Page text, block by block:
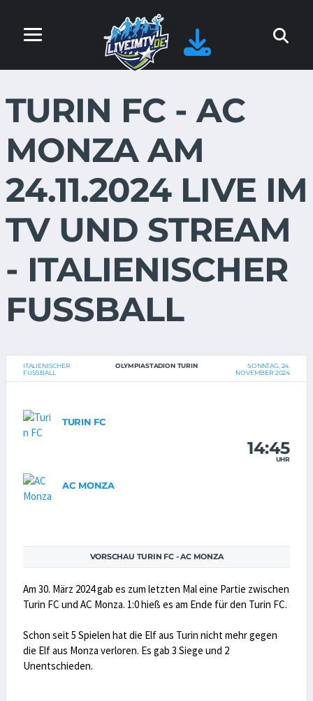
TURIN FC - AC
MONZA AM
24.11.2024 LIVE IM
TV UND STREAM
- ITALIENISCHER
FUSSBALL
ITALIENISCHER
FUSSBALL
OLYMPIASTADION TURIN
SONNTAG, 24.
NOVEMBER 2024
TURIN FC
14:45
UHR
AC MONZA
VORSCHAU TURIN FC - AC MONZA
Am 30. März 2024 gab es zum letzten Mal eine Partie zwischen
Turin FC und AC Monza. 1:0 hieß es am Ende für den Turin FC.
Schon seit 5 Spielen hat die Elf aus Turin nicht mehr gegen
die Elf aus Monza verloren. Es gab 3 Siege und 2
Unentschieden.